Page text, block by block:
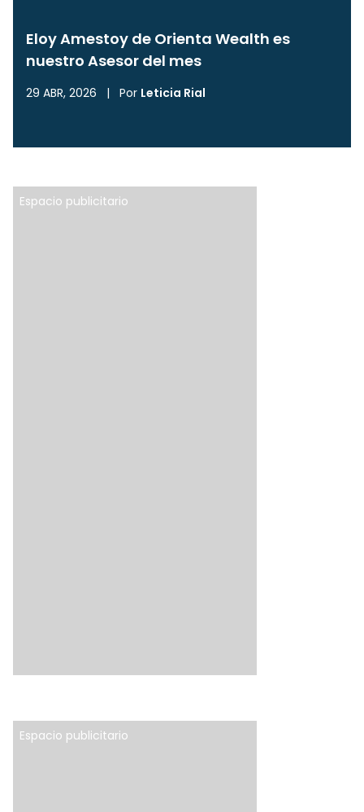
Eloy Amestoy de Orienta Wealth es
nuestro Asesor del mes
29 ABR, 2026 | Por Leticia Rial
Espacio publicitario
Espacio publicitario